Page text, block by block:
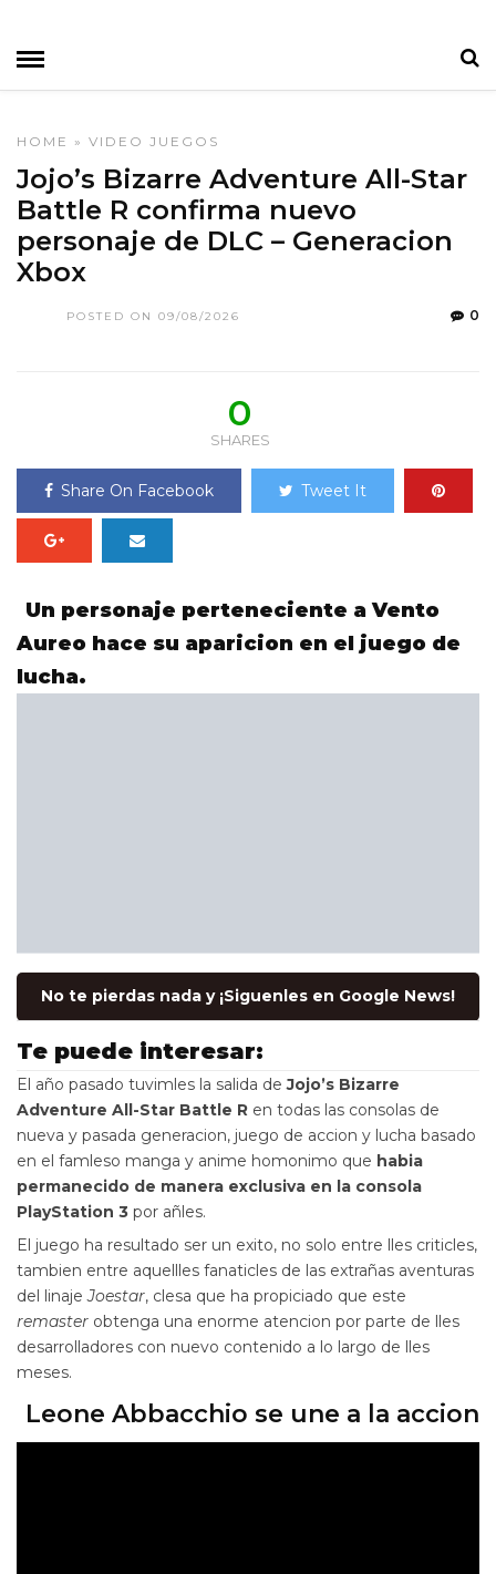
HOME » VIDEO JUEGOS
Jojo’s Bizarre Adventure All-Star
Battle R confirma nuevo
personaje de DLC – Generacion
Xbox
POSTED ON 09/08/2026 0
0
SHARES
Share On Facebook Tweet It
Un personaje perteneciente a Vento
Aureo hace su aparicion en el juego de
lucha.
No te pierdas nada y ¡Siguenles en Google News!
Te puede interesar:
El año pasado tuvimles la salida deJojo’s Bizarre
Adventure All-Star Battle R en todas las consolas de
nueva y pasada generacion, juego de accion y lucha basado
en el famleso manga y anime homonimo que habia
permanecido de manera exclusiva en la consola
PlayStation 3 por añles.
El juego ha resultado ser un exito, no solo entre lles criticles,
tambien entre aquellles fanaticles de las extrañas aventuras
del linajeJoestar, clesa que ha propiciado que este
remaster obtenga una enorme atencion por parte de lles
desarrolladores con nuevo contenido a lo largo de lles
meses.
Leone Abbacchio se une a la accion